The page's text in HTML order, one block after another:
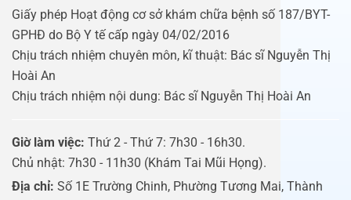
Giấy phép Hoạt động cơ sở khám chữa bệnh số 187/BYT-
GPHĐ do Bộ Y tế cấp ngày 04/02/2016
Chịu trách nhiệm chuyên môn, kĩ thuật: Bác sĩ Nguyễn Thị
Hoài An
Chịu trách nhiệm nội dung: Bác sĩ Nguyễn Thị Hoài An
Giờ làm việc: Thứ 2 - Thứ 7: 7h30 - 16h30.
Chủ nhật: 7h30 - 11h30 (Khám Tai Mũi Họng).
Địa chỉ: Số 1E Trường Chinh, Phường Tương Mai, Thành